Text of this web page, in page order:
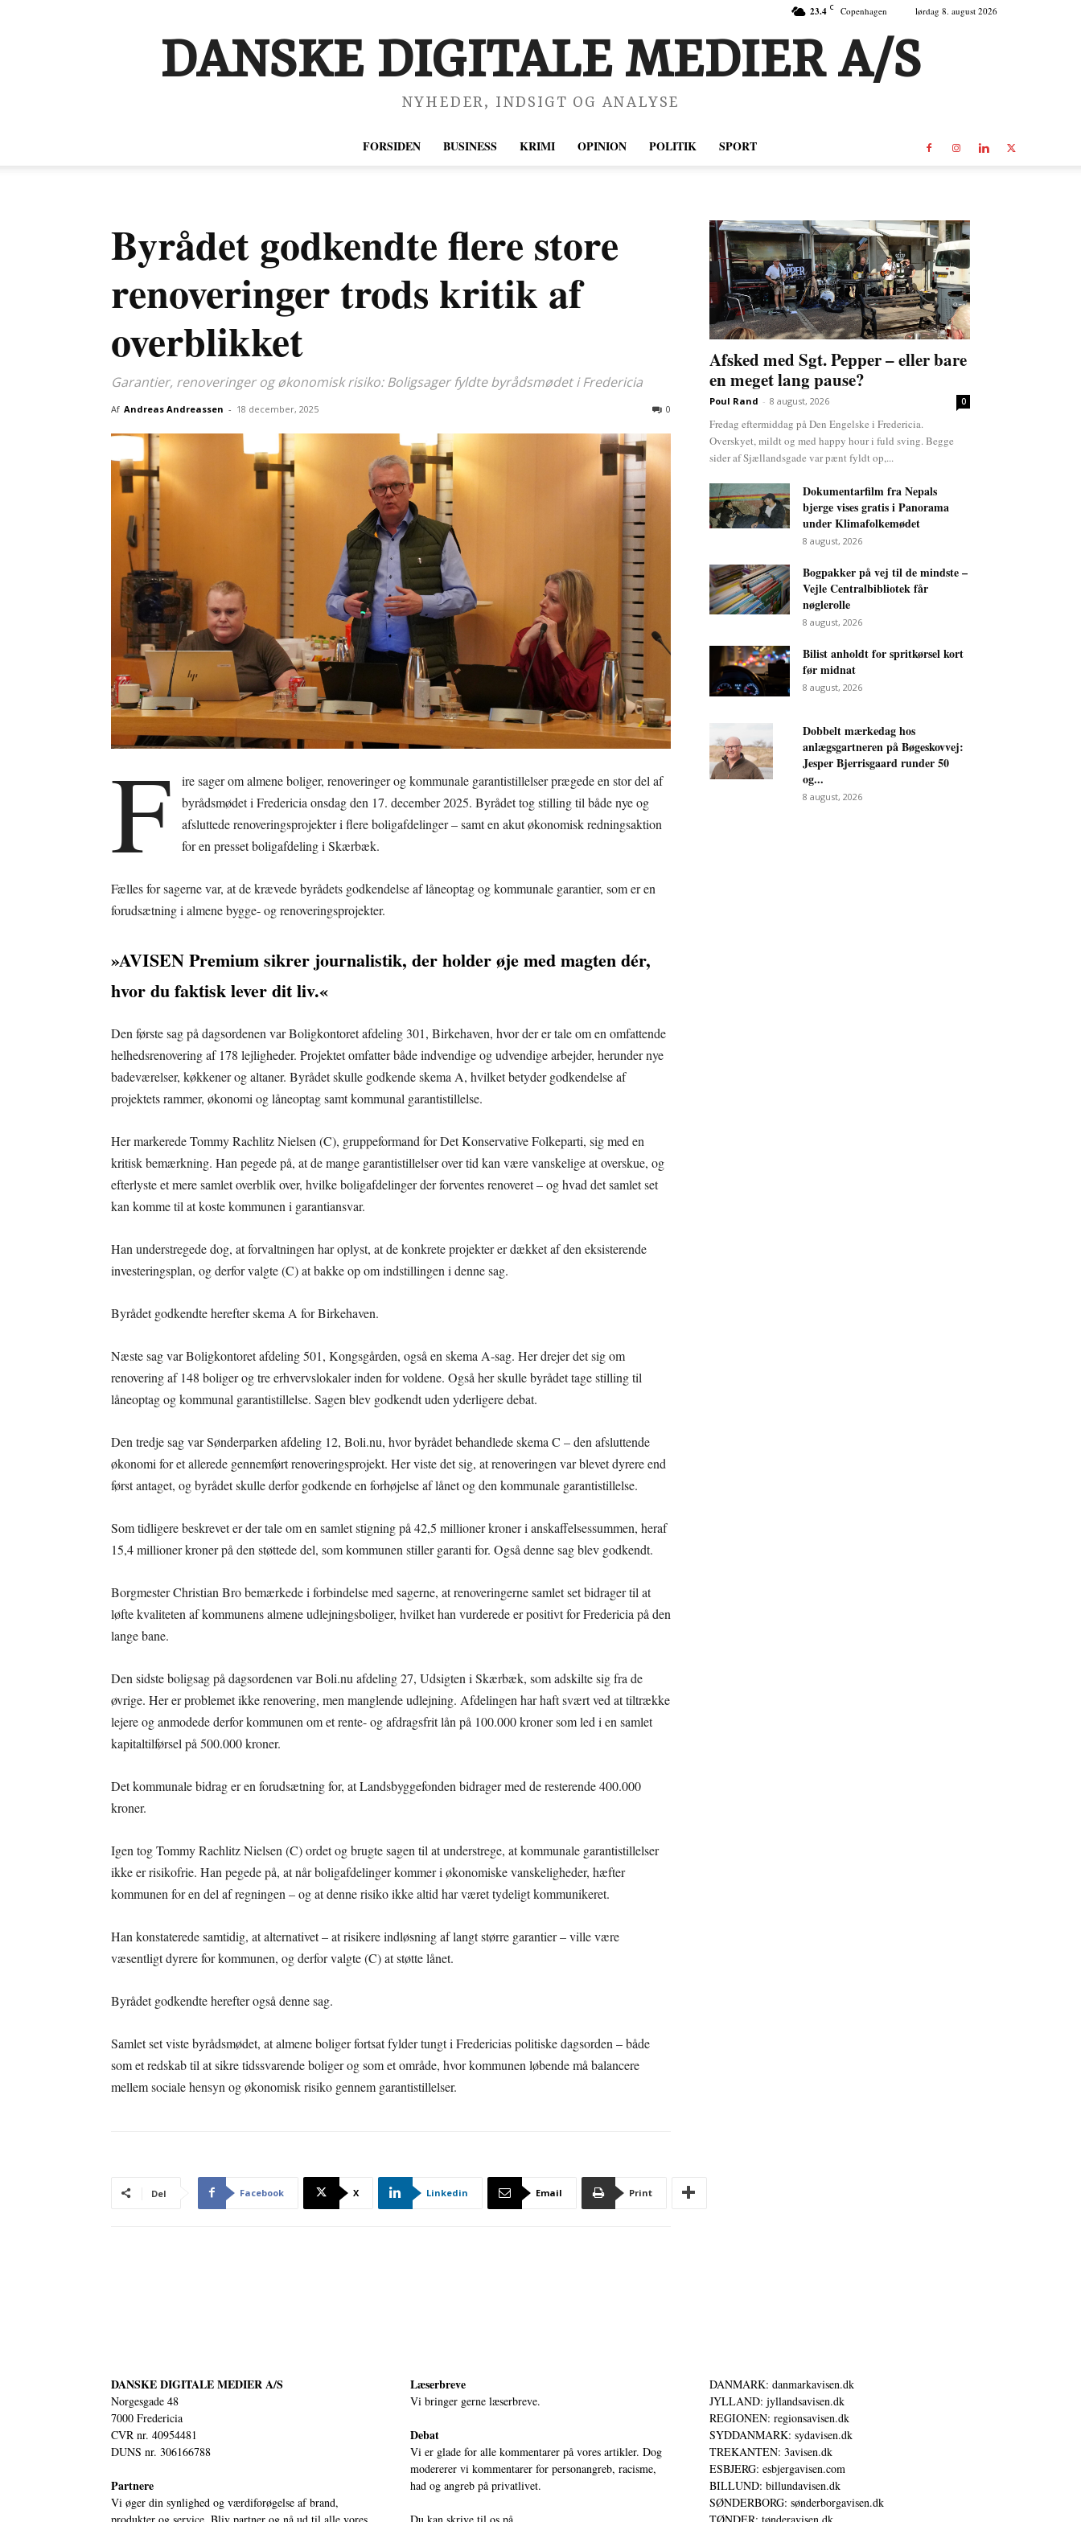
23.4 C Copenhagen lørdag 8. august 2026
DANSKE DIGITALE MEDIER A/S
NYHEDER, INDSIGT OG ANALYSE
FORSIDEN BUSINESS KRIMI OPINION POLITIK SPORT
Byrådet godkendte flere store
renoveringer trods kritik af
overblikket
Garantier, renoveringer og økonomisk risiko: Boligsager fyldte byrådsmødet i Fredericia
Af Andreas Andreassen - 18 december, 2025 0
F
ire sager om almene boliger, renoveringer og kommunale garantistillelser prægede en stor del af
byrådsmødet i Fredericia onsdag den 17. december 2025. Byrådet tog stilling til både nye og
afsluttede renoveringsprojekter i flere boligafdelinger – samt en akut økonomisk redningsaktion
for en presset boligafdeling i Skærbæk.
Fælles for sagerne var, at de krævede byrådets godkendelse af låneoptag og kommunale garantier, som er en
forudsætning i almene bygge- og renoveringsprojekter.
»AVISEN Premium sikrer journalistik, der holder øje med magten dér,
hvor du faktisk lever dit liv.«
Den første sag på dagsordenen var Boligkontoret afdeling 301, Birkehaven, hvor der er tale om en omfattende
helhedsrenovering af 178 lejligheder. Projektet omfatter både indvendige og udvendige arbejder, herunder nye
badeværelser, køkkener og altaner. Byrådet skulle godkende skema A, hvilket betyder godkendelse af
projektets rammer, økonomi og låneoptag samt kommunal garantistillelse.
Her markerede Tommy Rachlitz Nielsen (C), gruppeformand for Det Konservative Folkeparti, sig med en
kritisk bemærkning. Han pegede på, at de mange garantistillelser over tid kan være vanskelige at overskue, og
efterlyste et mere samlet overblik over, hvilke boligafdelinger der forventes renoveret – og hvad det samlet set
kan komme til at koste kommunen i garantiansvar.
Han understregede dog, at forvaltningen har oplyst, at de konkrete projekter er dækket af den eksisterende
investeringsplan, og derfor valgte (C) at bakke op om indstillingen i denne sag.
Byrådet godkendte herefter skema A for Birkehaven.
Næste sag var Boligkontoret afdeling 501, Kongsgården, også en skema A-sag. Her drejer det sig om
renovering af 148 boliger og tre erhvervslokaler inden for voldene. Også her skulle byrådet tage stilling til
låneoptag og kommunal garantistillelse. Sagen blev godkendt uden yderligere debat.
Den tredje sag var Sønderparken afdeling 12, Boli.nu, hvor byrådet behandlede skema C – den afsluttende
økonomi for et allerede gennemført renoveringsprojekt. Her viste det sig, at renoveringen var blevet dyrere end
først antaget, og byrådet skulle derfor godkende en forhøjelse af lånet og den kommunale garantistillelse.
Som tidligere beskrevet er der tale om en samlet stigning på 42,5 millioner kroner i anskaffelsessummen, heraf
15,4 millioner kroner på den støttede del, som kommunen stiller garanti for. Også denne sag blev godkendt.
Borgmester Christian Bro bemærkede i forbindelse med sagerne, at renoveringerne samlet set bidrager til at
løfte kvaliteten af kommunens almene udlejningsboliger, hvilket han vurderede er positivt for Fredericia på den
lange bane.
Den sidste boligsag på dagsordenen var Boli.nu afdeling 27, Udsigten i Skærbæk, som adskilte sig fra de
øvrige. Her er problemet ikke renovering, men manglende udlejning. Afdelingen har haft svært ved at tiltrække
lejere og anmodede derfor kommunen om et rente- og afdragsfrit lån på 100.000 kroner som led i en samlet
kapitaltilførsel på 500.000 kroner.
Det kommunale bidrag er en forudsætning for, at Landsbyggefonden bidrager med de resterende 400.000
kroner.
Igen tog Tommy Rachlitz Nielsen (C) ordet og brugte sagen til at understrege, at kommunale garantistillelser
ikke er risikofrie. Han pegede på, at når boligafdelinger kommer i økonomiske vanskeligheder, hæfter
kommunen for en del af regningen – og at denne risiko ikke altid har været tydeligt kommunikeret.
Han konstaterede samtidig, at alternativet – at risikere indløsning af langt større garantier – ville være
væsentligt dyrere for kommunen, og derfor valgte (C) at støtte lånet.
Byrådet godkendte herefter også denne sag.
Samlet set viste byrådsmødet, at almene boliger fortsat fylder tungt i Fredericias politiske dagsorden – både
som et redskab til at sikre tidssvarende boliger og som et område, hvor kommunen løbende må balancere
mellem sociale hensyn og økonomisk risiko gennem garantistillelser.
Del Facebook X Linkedin Email Print
Afsked med Sgt. Pepper – eller bare
en meget lang pause?
Poul Rand - 8 august, 2026 0
Fredag eftermiddag på Den Engelske i Fredericia.
Overskyet, mildt og med happy hour i fuld sving. Begge
sider af Sjællandsgade var pænt fyldt op,...
Dokumentarfilm fra Nepals
bjerge vises gratis i Panorama
under Klimafolkemødet
8 august, 2026
Bogpakker på vej til de mindste –
Vejle Centralbibliotek får
nøglerolle
8 august, 2026
Bilist anholdt for spritkørsel kort
før midnat
8 august, 2026
Dobbelt mærkedag hos
anlægsgartneren på Bøgeskovvej:
Jesper Bjerrisgaard runder 50
og...
8 august, 2026
DANSKE DIGITALE MEDIER A/S
Norgesgade 48
7000 Fredericia
CVR nr. 40954481
DUNS nr. 306166788
Partnere
Vi øger din synlighed og værdiforøgelse af brand,
Læserbreve
Vi bringer gerne læserbreve.
Debat
Vi er glade for alle kommentarer på vores artikler. Dog
modererer vi kommentarer for personangreb, racisme,
had og angreb på privatlivet.
DANMARK: danmarkavisen.dk
JYLLAND: jyllandsavisen.dk
REGIONEN: regionsavisen.dk
SYDDANMARK: sydavisen.dk
TREKANTEN: 3avisen.dk
ESBJERG: esbjergavisen.com
BILLUND: billundavisen.dk
SØNDERBORG: sønderborgavisen.dk